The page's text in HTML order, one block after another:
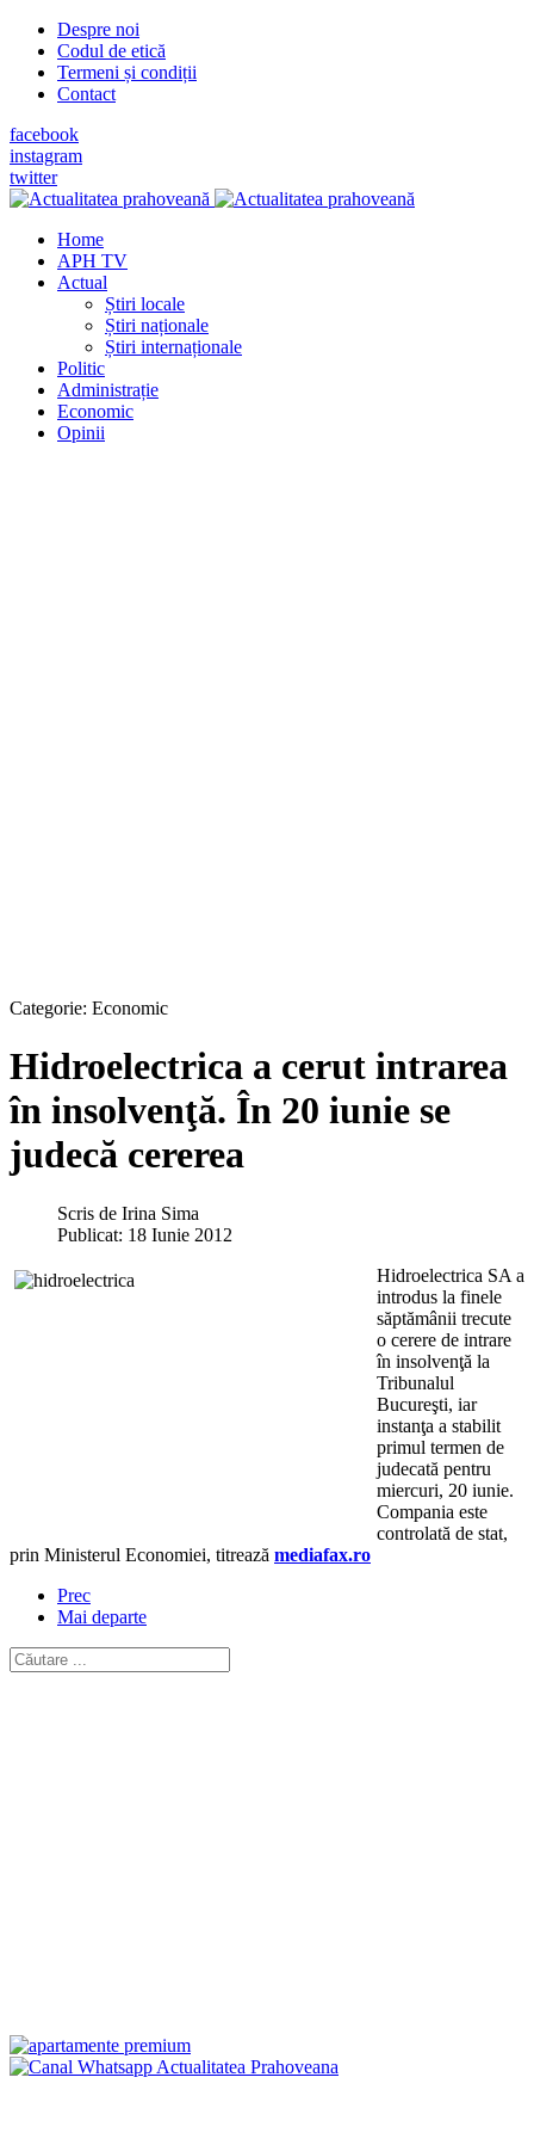
Despre noi
Codul de etică
Termeni și condiții
Contact
facebook
instagram
twitter
Home
APH TV
Actual
Știri locale
Știri naționale
Știri internaționale
Politic
Administrație
Economic
Opinii
Categorie: Economic
Hidroelectrica a cerut intrarea
în insolvenţă. În 20 iunie se
judecă cererea
Scris de Irina Sima
Publicat: 18 Iunie 2012
Hidroelectrica SA a
introdus la finele
săptămânii trecute
o cerere de intrare
în insolvenţă la
Tribunalul
Bucureşti, iar
instanţa a stabilit
primul termen de
judecată pentru
miercuri, 20 iunie.
Compania este
controlată de stat,
prin Ministerul Economiei, titrează mediafax.ro
Prec
Mai departe